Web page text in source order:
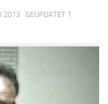
2013 · GEÜPDATET 1